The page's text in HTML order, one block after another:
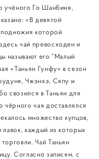
учёного Го Шанбиня,
«В девятой
подножия которой
чай превосходен и
называют его “Малый
«Таньян Гунфу» в сезон
Чжэнхэ, Сяпу и
свозился в Таньян для
чёрного чая доставлялся
множество купцов,
каждый из которых
Чай Таньян
Согласно записям, с